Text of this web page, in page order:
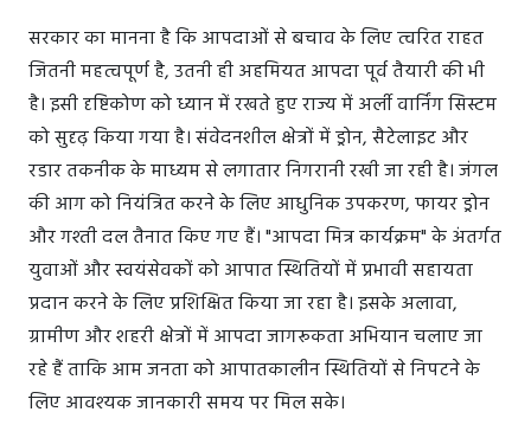
सरकार का मानना है कि आपदाओं से बचाव के लिए त्वरित राहत
जितनी महत्वपूर्ण है, उतनी ही अहमियत आपदा पूर्व तैयारी की भी
है। इसी दृष्टिकोण को ध्यान में रखते हुए राज्य में अर्ली वार्निंग सिस्टम
को सुदृढ़ किया गया है। संवेदनशील क्षेत्रों में ड्रोन, सैटेलाइट और
रडार तकनीक के माध्यम से लगातार निगरानी रखी जा रही है। जंगल
की आग को नियंत्रित करने के लिए आधुनिक उपकरण, फायर ड्रोन
और गश्ती दल तैनात किए गए हैं। "आपदा मित्र कार्यक्रम" के अंतर्गत
युवाओं और स्वयंसेवकों को आपात स्थितियों में प्रभावी सहायता
प्रदान करने के लिए प्रशिक्षित किया जा रहा है। इसके अलावा,
ग्रामीण और शहरी क्षेत्रों में आपदा जागरूकता अभियान चलाए जा
रहे हैं ताकि आम जनता को आपातकालीन स्थितियों से निपटने के
लिए आवश्यक जानकारी समय पर मिल सके।